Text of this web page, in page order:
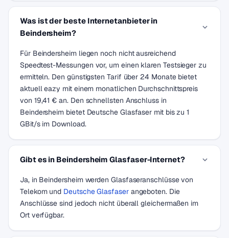
Was ist der beste Internetanbieter in
Beindersheim?
Für Beindersheim liegen noch nicht ausreichend
Speedtest-Messungen vor, um einen klaren Testsieger zu
ermitteln. Den günstigsten Tarif über 24 Monate bietet
aktuell eazy mit einem monatlichen Durchschnittspreis
von 19,41 € an. Den schnellsten Anschluss in
Beindersheim bietet Deutsche Glasfaser mit bis zu 1
GBit/s im Download.
Gibt es in Beindersheim Glasfaser-Internet?
Ja, in Beindersheim werden Glasfaseranschlüsse von
Telekom und Deutsche Glasfaserangeboten. Die
Anschlüsse sind jedoch nicht überall gleichermaßen im
Ort verfügbar.